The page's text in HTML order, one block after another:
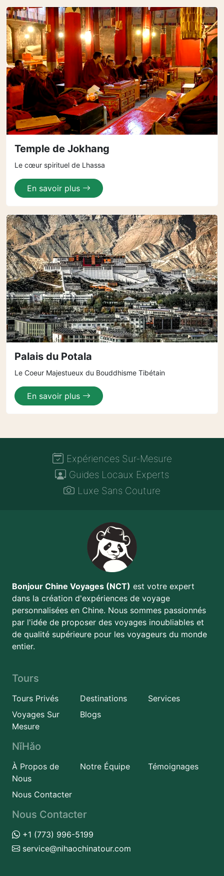
Temple de Jokhang
Le cœur spirituel de Lhassa
En savoir plus
Palais du Potala
Le Coeur Majestueux du Bouddhisme Tibétain
En savoir plus
Expériences Sur-Mesure
Guides Locaux Experts
Luxe Sans Couture
Bonjour Chine Voyages (NCT) est votre expert
dans la création d'expériences de voyage
personnalisées en Chine. Nous sommes passionnés
par l'idée de proposer des voyages inoubliables et
de qualité supérieure pour les voyageurs du monde
entier.
Tours
Tours Privés Destinations
Services
Voyages Sur
Mesure
Blogs
NǐHǎo
À Propos de
Nous
Notre Équipe Témoignages
Nous Contacter
Nous Contacter
+1 (773) 996-5199
service@nihaochinatour.com